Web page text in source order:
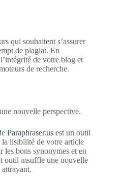
qui souhaitent s’assurer
de plagiat. En
de votre blog et
de recherche.
nouvelle perspective.
Paraphraser.us est un outil
lisibilité de votre article
les bons synonymes et en
outil insuffle une nouvelle